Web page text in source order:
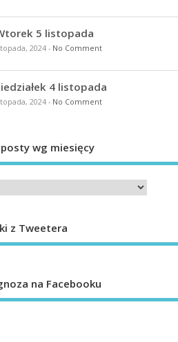
5 listopada
2024- No Comment
4 listopada
2024- No Comment
wg miesięcy
z Tweetera
na Facebooku